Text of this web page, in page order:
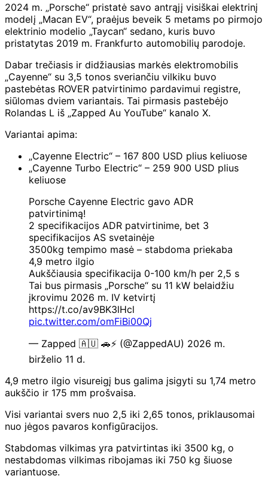
2024 m. „Porsche“ pristatė savo antrąjį visiškai elektrinį
modelį „Macan EV“, praėjus beveik 5 metams po pirmojo
elektrinio modelio „Taycan“ sedano, kuris buvo
pristatytas 2019 m. Frankfurto automobilių parodoje.
Dabar trečiasis ir didžiausias markės elektromobilis
„Cayenne“ su 3,5 tonos sveriančiu vilkiku buvo
pastebėtas ROVER patvirtinimo pardavimui registre,
siūlomas dviem variantais. Tai pirmasis pastebėjo
Rolandas L iš „Zapped Au YouTube“ kanalo X.
Variantai apima:
„Cayenne Electric“ – 167 800 USD plius keliuose
„Cayenne Turbo Electric“ – 259 900 USD plius
keliuose
Porsche Cayenne Electric gavo ADR
patvirtinimą!
2 specifikacijos ADR patvirtinime, bet 3
specifikacijos AS svetainėje
3500kg tempimo masė – stabdoma priekaba
4,9 metro ilgio
Aukščiausia specifikacija 0-100 km/h per 2,5 s
Tai bus pirmasis „Porsche“ su 11 kW belaidžiu
įkrovimu 2026 m. IV ketvirtį
https://t.co/av9BK3lHcl
pic.twitter.com/omFiBi00Qj
— Zapped 🇦🇺 🚗⚡ (@ZappedAU) 2026 m.
birželio 11 d.
4,9 metro ilgio visureigį bus galima įsigyti su 1,74 metro
aukščio ir 175 mm prošvaisa.
Visi variantai svers nuo 2,5 iki 2,65 tonos, priklausomai
nuo jėgos pavaros konfigūracijos.
Stabdomas vilkimas yra patvirtintas iki 3500 kg, o
nestabdomas vilkimas ribojamas iki 750 kg šiuose
variantuose.